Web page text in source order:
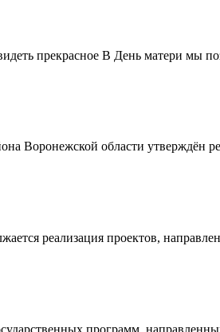
прекрасное В День матери мы
Воронежской области утверждён
реализация проектов,
программ,